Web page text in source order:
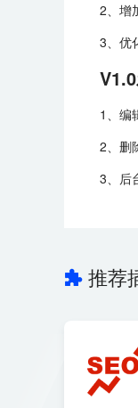
2、增
3、优
1、编
2、删
3、后
推荐